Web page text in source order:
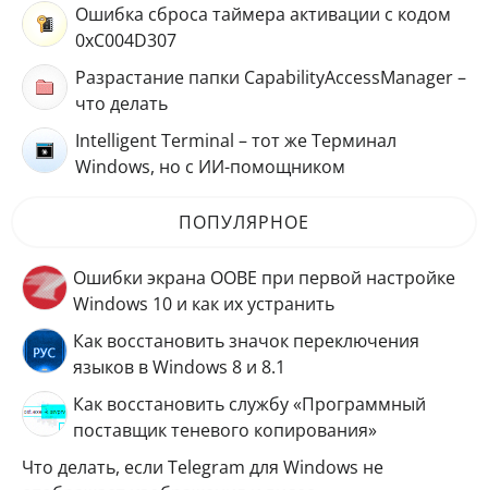
Ошибка сброса таймера активации с кодом
0xC004D307
Разрастание папки CapabilityAccessManager –
что делать
Intelligent Terminal – тот же Терминал
Windows, но с ИИ-помощником
ПОПУЛЯРНОЕ
Ошибки экрана OOBE при первой настройке
Windows 10 и как их устранить
Как восстановить значок переключения
языков в Windows 8 и 8.1
Как восстановить службу «Программный
поставщик теневого копирования»
Что делать, если Telegram для Windows не